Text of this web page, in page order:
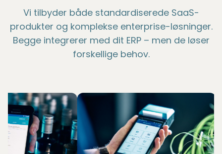
Vi tilbyder både standardiserede SaaS-
produkter og komplekse enterprise-løsninger.
Begge integrerer med dit ERP – men de løser
forskellige behov.